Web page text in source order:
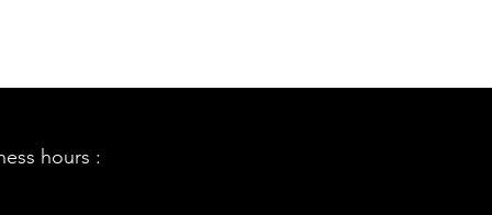
hours :